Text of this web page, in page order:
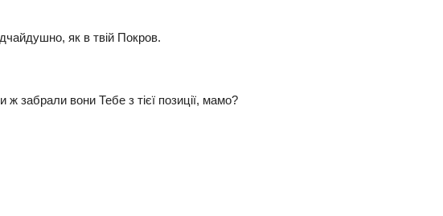
як в твій Покров.
забрали вони Тебе з тієї позиції, мамо?